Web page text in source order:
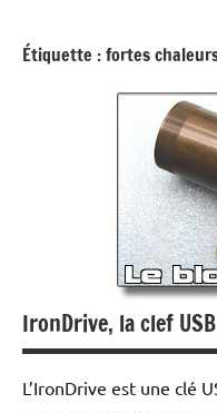
Étiquette :fortes
IronDrive, la clef
L’IronDrive est une clé